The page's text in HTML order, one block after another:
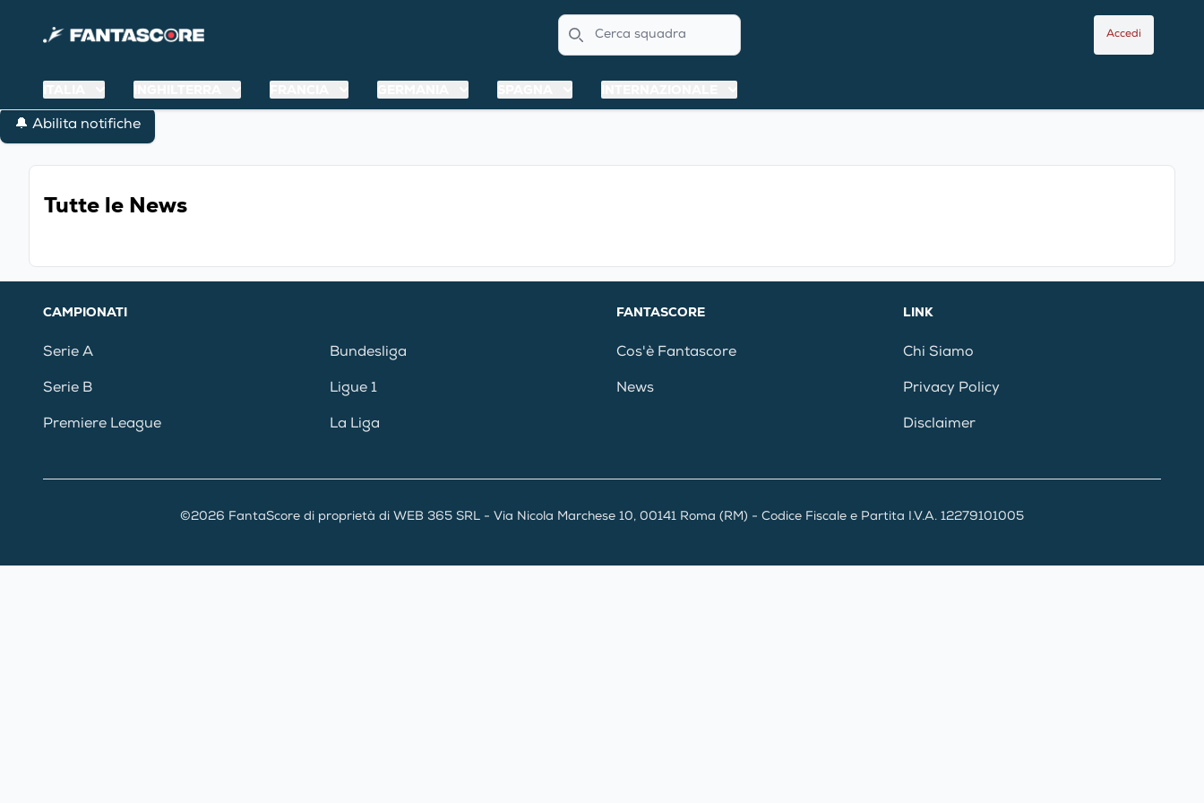
Search
Accedi
🔔 Abilita notifiche
Tutte le News
CAMPIONATI
Serie A
Serie B
Premiere League
Bundesliga
Ligue 1
La Liga
FANTASCORE
Cos'è Fantascore
News
LINK
Chi Siamo
Privacy Policy
Disclaimer
©2026 FantaScore di proprietà di WEB 365 SRL - Via Nicola Marchese 10, 00141 Roma (RM) - Codice Fiscale e Partita I.V.A. 12279101005